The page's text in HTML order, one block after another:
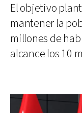
El objetivo
mantener la
millones de
alcance los 10